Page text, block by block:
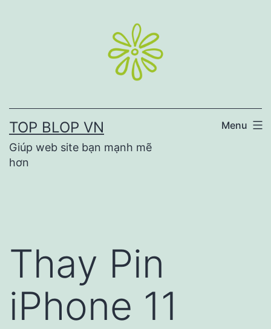
TOP BLOP VN
Giúp web site bạn mạnh mẽ
hơn
Menu
Thay Pin
iPhone 11